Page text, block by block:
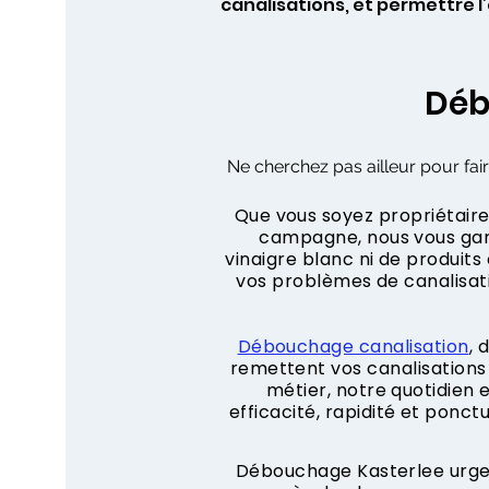
Ne cherchez pas ailleur pour
Que vous soyez
campagne, nous vous
vinaigre blanc ni de
vos problèmes de
Débouchage canalisation,
remettent vos
métier, notre quotidien
efficacité, rapidité et
Débouchage Kasterlee